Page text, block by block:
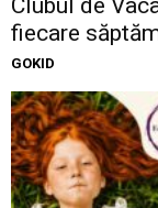
Clubul de
fiecare
GOKID